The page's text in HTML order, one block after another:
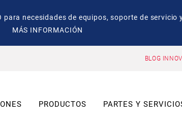
para necesidades de equipos, soporte de servicio
MÁS INFORMACIÓN
BLOG
PRODUCTOS PARTES Y